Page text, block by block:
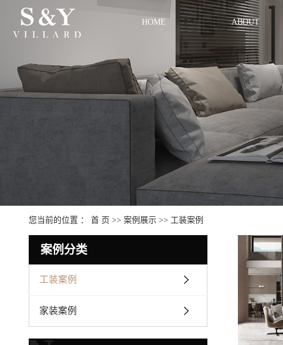
HOME ABOUT
您当前的位置 ： 首 页 >> 案例展示>> 工装案例
案例分类
工装案例
家装案例